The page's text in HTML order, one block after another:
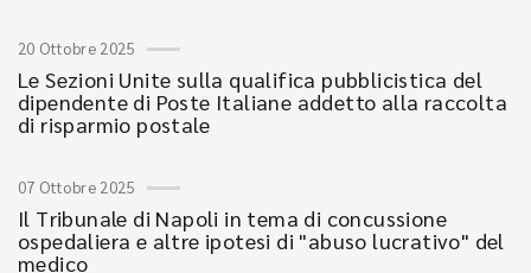
20 Ottobre 2025
Le Sezioni Unite sulla qualifica pubblicistica del
dipendente di Poste Italiane addetto alla raccolta
di risparmio postale
07 Ottobre 2025
Il Tribunale di Napoli in tema di concussione
ospedaliera e altre ipotesi di "abuso lucrativo" del
medico